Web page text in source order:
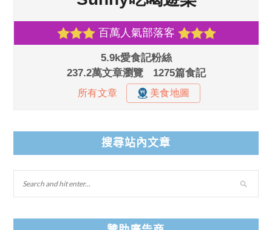
搜尋站內文章